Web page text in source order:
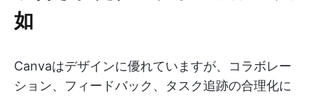
如
Canvaはデザインに優れていますが、コラボレー
ション、フィードバック、タスク追跡の合理化に